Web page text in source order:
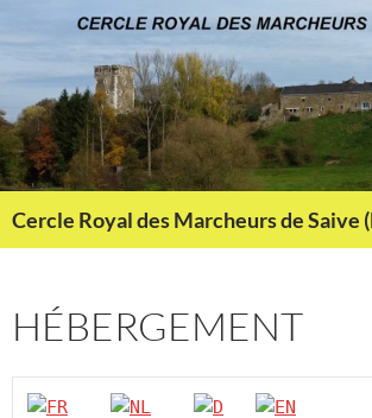
au
HÉBERGEMENT